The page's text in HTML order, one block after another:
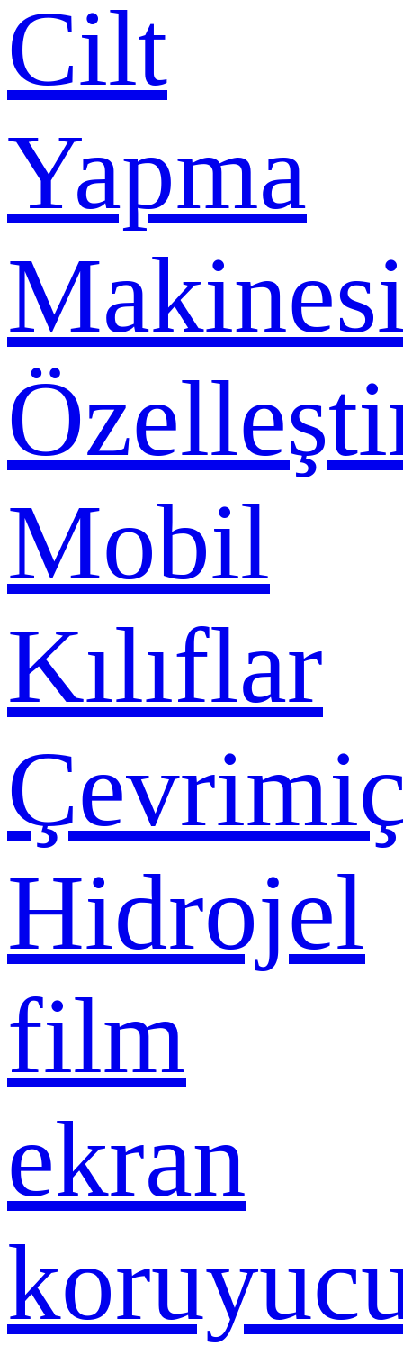
Cilt
Yapma
Mobil
Kılıflar
Hidrojel
film
ekran